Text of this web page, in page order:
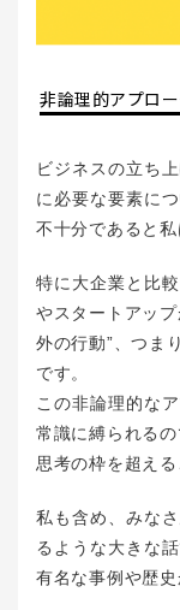
非論理的アプロ
ビジネスの立ち
に必要な要素に
不十分であると私
特に大企業と比
やスタートアッ
外の行動”、つま
です。
この非論理的な
常識に縛られるの
思考の枠を超える
私も含め、みな
るような大きな
有名な事例や歴史